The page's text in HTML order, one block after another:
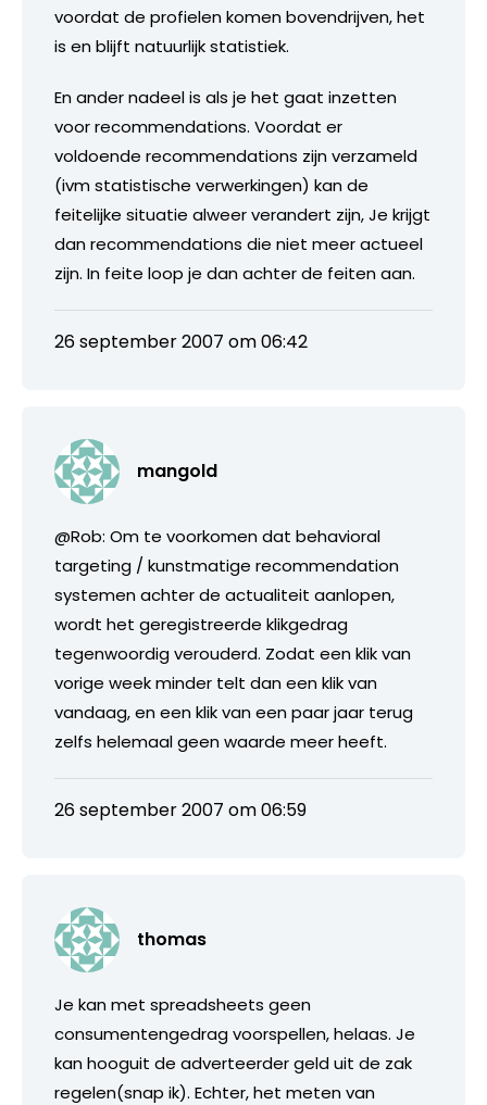
voordat de profielen komen bovendrijven, het
is en blijft natuurlijk statistiek.
En ander nadeel is als je het gaat inzetten
voor recommendations. Voordat er
voldoende recommendations zijn verzameld
(ivm statistische verwerkingen) kan de
feitelijke situatie alweer verandert zijn, Je krijgt
dan recommendations die niet meer actueel
zijn. In feite loop je dan achter de feiten aan.
26 september 2007 om 06:42
mangold
@Rob: Om te voorkomen dat behavioral
targeting / kunstmatige recommendation
systemen achter de actualiteit aanlopen,
wordt het geregistreerde klikgedrag
tegenwoordig verouderd. Zodat een klik van
vorige week minder telt dan een klik van
vandaag, en een klik van een paar jaar terug
zelfs helemaal geen waarde meer heeft.
26 september 2007 om 06:59
thomas
Je kan met spreadsheets geen
consumentengedrag voorspellen, helaas. Je
kan hooguit de adverteerder geld uit de zak
regelen(snap ik). Echter, het meten van